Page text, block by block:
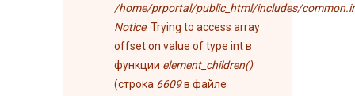
/home/prportal/public_html/includes/
Notice: Trying to access array
offset on value of type int в
функции element_children()
(строка 6609в файле